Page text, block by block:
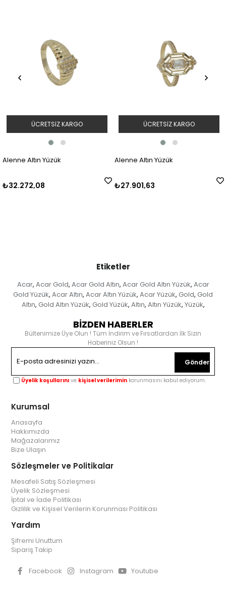
Alenne Altın Yüzük
₺32.272,08
ÜCRETSIZ KARGO
Alenne Altın Yüzük
₺27.901,63
ÜCRETSIZ KARGO
Etiketler
Acar, Acar Gold, Acar Gold Altın, Acar Gold Altın Yüzük, Acar
Gold Yüzük, Acar Altın, Acar Altın Yüzük, Acar Yüzük, Gold, Gold
Altın, Gold Altın Yüzük, Gold Yüzük, Altın, Altın Yüzük, Yüzük,
BİZDEN HABERLER
Bültenimize Üye Olun ! Tüm İndirim ve Fırsatlardan İlk Sizin
Haberiniz Olsun !
Gönder
Üyelik koşullarını ve kişisel verilerimin korunmasını kabul ediyorum.
Kurumsal
Anasayfa
Hakkımızda
Mağazalarımız
Bize Ulaşın
Sözleşmeler ve Politikalar
Mesafeli Satış Sözleşmesi
Üyelik Sözleşmesi
İptal ve İade Politikası
Gizlilik ve Kişisel Verilerin Korunması Politikası
Yardım
Şifremi Unuttum
Sipariş Takip
Facebook Instagram Youtube